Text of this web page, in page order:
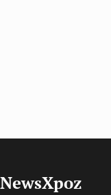
NewsXpoz